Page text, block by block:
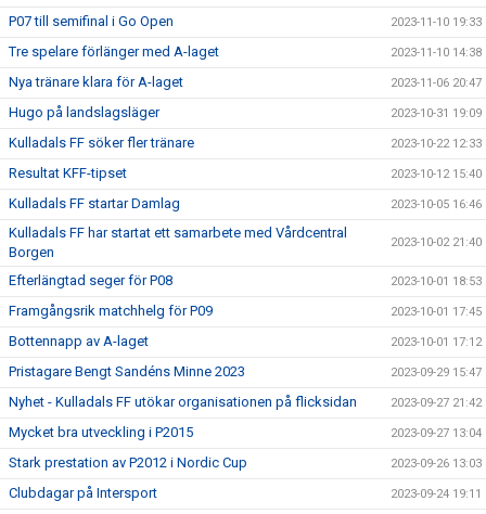
P07 till semifinal i Go Open 2023-11-10 19:33
Tre spelare förlänger med A-laget 2023-11-10 14:38
Nya tränare klara för A-laget 2023-11-06 20:47
Hugo på landslagsläger 2023-10-31 19:09
Kulladals FF söker fler tränare 2023-10-22 12:33
Resultat KFF-tipset 2023-10-12 15:40
Kulladals FF startar Damlag 2023-10-05 16:46
Kulladals FF har startat ett samarbete med Vårdcentral
Borgen
2023-10-02 21:40
Efterlängtad seger för P08 2023-10-01 18:53
Framgångsrik matchhelg för P09 2023-10-01 17:45
Bottennapp av A-laget 2023-10-01 17:12
Pristagare Bengt Sandéns Minne 2023 2023-09-29 15:47
Nyhet - Kulladals FF utökar organisationen på flicksidan 2023-09-27 21:42
Mycket bra utveckling i P2015 2023-09-27 13:04
Stark prestation av P2012 i Nordic Cup 2023-09-26 13:03
Clubdagar på Intersport 2023-09-24 19:11